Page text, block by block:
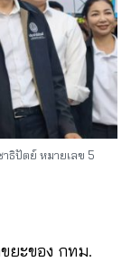
ธิปัตย์ หมายเลข 5
ยะของ กทม.